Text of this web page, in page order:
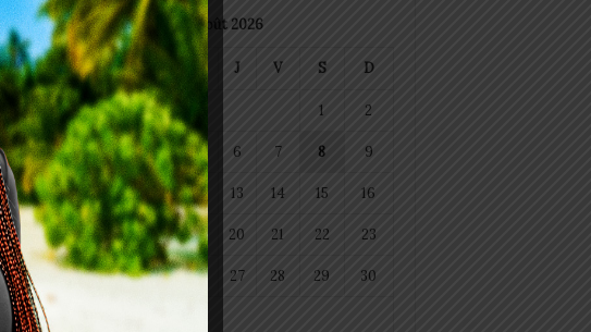
août 2026
L M J V S D
1 2
3 4 5 6 7 8 9
10 11 12 13 14 15 16
17 18 19 20 21 22 23
24 25 26 27 28 29 30